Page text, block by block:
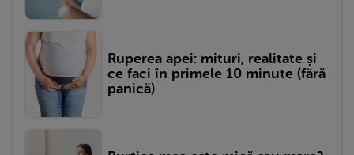
Ruperea apei: mituri, realitate și
ce faci în primele 10 minute (fără
panică)